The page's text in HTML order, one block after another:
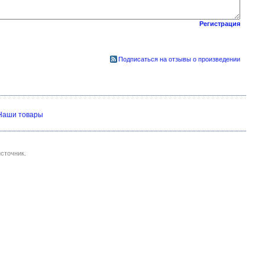
Регистрация
Подписаться на отзывы о произведении
товары